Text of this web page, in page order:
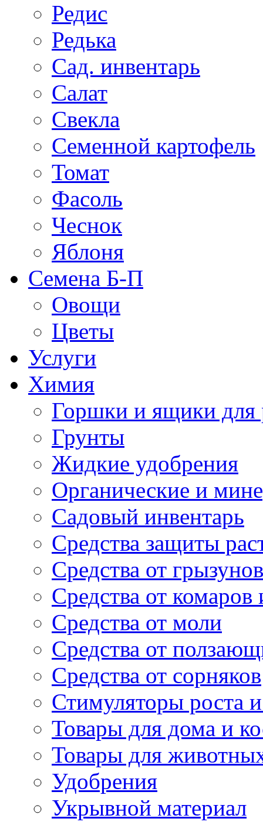
Редис
Редька
Сад. инвентарь
Салат
Свекла
Семенной картофель
Томат
Фасоль
Чеснок
Яблоня
Семена Б-П
Овощи
Цветы
Услуги
Химия
Горшки и ящики для
Грунты
Жидкие удобрения
Органические и
Садовый инвентарь
Средства защиты
Средства от грызунов
Средства от
Средства от моли
Средства от
Средства от сорняков
Стимуляторы роста и
Товары для дома и
Товары для
Удобрения
Укрывной материал